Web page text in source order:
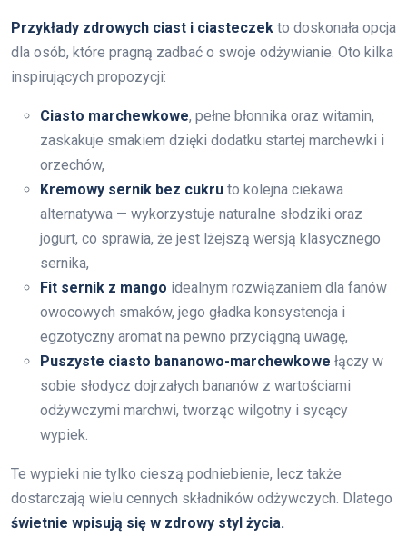
Przykłady zdrowych ciast i ciasteczek to doskonała opcja
dla osób, które pragną zadbać o swoje odżywianie. Oto kilka
inspirujących propozycji:
Ciasto marchewkowe, pełne błonnika oraz witamin,
zaskakuje smakiem dzięki dodatku startej marchewki i
orzechów,
Kremowy sernik bez cukru to kolejna ciekawa
alternatywa — wykorzystuje naturalne słodziki oraz
jogurt, co sprawia, że jest lżejszą wersją klasycznego
sernika,
Fit sernik z mango idealnym rozwiązaniem dla fanów
owocowych smaków, jego gładka konsystencja i
egzotyczny aromat na pewno przyciągną uwagę,
Puszyste ciasto bananowo-marchewkowe łączy w
sobie słodycz dojrzałych bananów z wartościami
odżywczymi marchwi, tworząc wilgotny i sycący
wypiek.
Te wypieki nie tylko cieszą podniebienie, lecz także
dostarczają wielu cennych składników odżywczych. Dlatego
świetnie wpisują się w zdrowy styl życia.